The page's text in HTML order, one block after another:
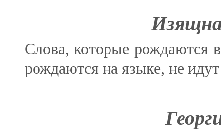
Слова, которые рождаются
рождаются на языке, не